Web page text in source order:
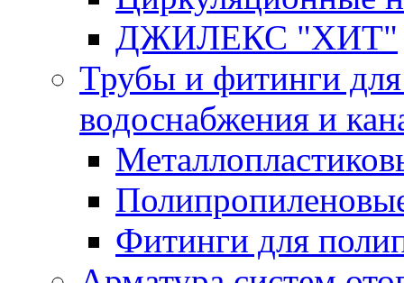
ДЖИЛЕКС "ХИТ"
Трубы и фитинги
водоснабжения и
Фитинги для